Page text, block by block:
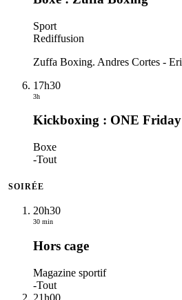
Sport
Rediffusion
Zuffa Boxing. Andres Cortes -
17h30
3h
Kickboxing : ONE
Boxe
-Tout
SOIRÉE
20h30
30 min
Hors cage
Magazine sportif
-Tout
21h00